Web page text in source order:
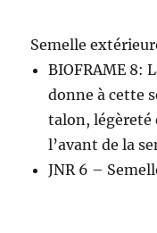
Semelle
BIOFRAME 8:
donne à cette
talon, légèreté
l’avant de la
JNR 6 –